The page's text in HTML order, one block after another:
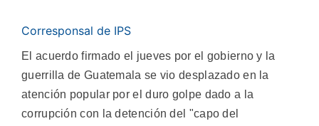
Corresponsal de IPS
El acuerdo firmado el jueves por el gobierno y la
guerrilla de Guatemala se vio desplazado en la
atención popular por el duro golpe dado a la
corrupción con la detención del "capo del